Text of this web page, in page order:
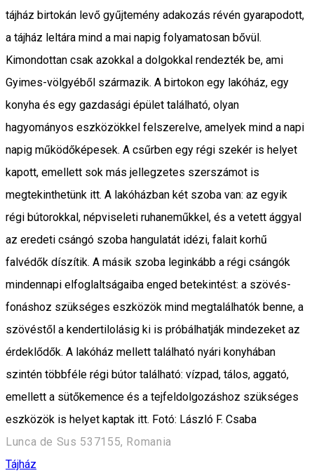
tájház birtokán levő gyűjtemény adakozás révén gyarapodott,
a tájház leltára mind a mai napig folyamatosan bővül.
Kimondottan csak azokkal a dolgokkal rendezték be, ami
Gyimes-völgyéből származik. A birtokon egy lakóház, egy
konyha és egy gazdasági épület található, olyan
hagyományos eszközökkel felszerelve, amelyek mind a napi
napig működőképesek. A csűrben egy régi szekér is helyet
kapott, emellett sok más jellegzetes szerszámot is
megtekinthetünk itt. A lakóházban két szoba van: az egyik
régi bútorokkal, népviseleti ruhaneműkkel, és a vetett ággyal
az eredeti csángó szoba hangulatát idézi, falait korhű
falvédők díszítik. A másik szoba leginkább a régi csángók
mindennapi elfoglaltságaiba enged betekintést: a szövés-
fonáshoz szükséges eszközök mind megtalálhatók benne, a
szövéstől a kendertilolásig ki is próbálhatják mindezeket az
érdeklődők. A lakóház mellett található nyári konyhában
szintén többféle régi bútor található: vízpad, tálos, aggató,
emellett a sütőkemence és a tejfeldolgozáshoz szükséges
eszközök is helyet kaptak itt. Fotó: László F. Csaba
Lunca de Sus 537155, Romania
Tájház